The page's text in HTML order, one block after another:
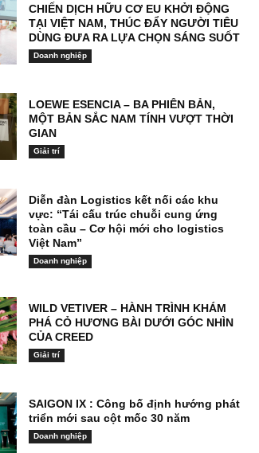
CHIẾN DỊCH HỮU CƠ EU KHỞI ĐỘNG
TẠI VIỆT NAM, THÚC ĐẨY NGƯỜI TIÊU
DÙNG ĐƯA RA LỰA CHỌN SÁNG SUỐT
Doanh nghiệp
LOEWE ESENCIA – BA PHIÊN BẢN,
MỘT BẢN SẮC NAM TÍNH VƯỢT THỜI
GIAN
Giải trí
Diễn đàn Logistics kết nối các khu
vực: “Tái cấu trúc chuỗi cung ứng
toàn cầu – Cơ hội mới cho logistics
Việt Nam”
Doanh nghiệp
WILD VETIVER – HÀNH TRÌNH KHÁM
PHÁ CỎ HƯƠNG BÀI DƯỚI GÓC NHÌN
CỦA CREED
Giải trí
SAIGON IX : Công bố định hướng phát
triển mới sau cột mốc 30 năm
Doanh nghiệp